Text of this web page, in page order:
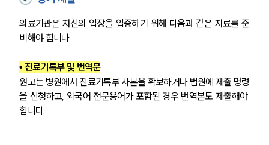
의료기관은 자신의 입장을 입증하기 위해 다음과 같은 자료를 준
비해야 합니다.
• 진료기록부 및 번역문
원고는 병원에서 진료기록부 사본을 확보하거나 법원에 제출 명령
을 신청하고, 외국어 전문용어가 포함된 경우 번역본도 제출해야
합니다.